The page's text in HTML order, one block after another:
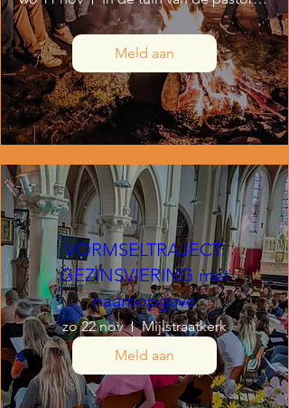
Meld aan
VORMSELTRAJECT:
GEZINSVIERING met
naamopgave
zo 22 nov
Mijlstraatkerk
Meld aan